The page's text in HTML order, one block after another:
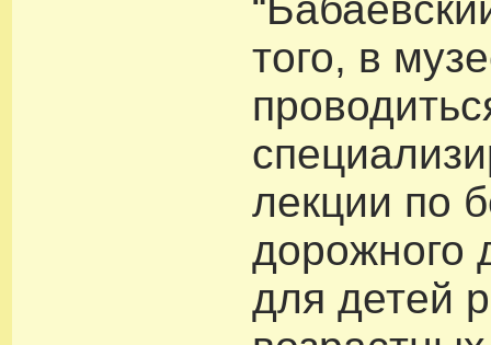
того, в
лекции по
дорожного
для детей